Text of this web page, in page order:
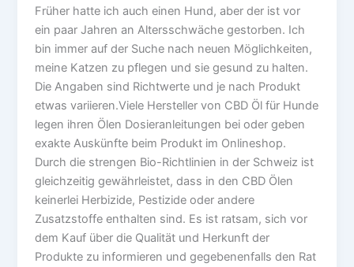
Früher hatte ich auch einen Hund, aber der ist vor
ein paar Jahren an Altersschwäche gestorben. Ich
bin immer auf der Suche nach neuen Möglichkeiten,
meine Katzen zu pflegen und sie gesund zu halten.
Die Angaben sind Richtwerte und je nach Produkt
etwas variieren.Viele Hersteller von CBD Öl für Hunde
legen ihren Ölen Dosieranleitungen bei oder geben
exakte Auskünfte beim Produkt im Onlineshop.
Durch die strengen Bio-Richtlinien in der Schweiz ist
gleichzeitig gewährleistet, dass in den CBD Ölen
keinerlei Herbizide, Pestizide oder andere
Zusatzstoffe enthalten sind. Es ist ratsam, sich vor
dem Kauf über die Qualität und Herkunft der
Produkte zu informieren und gegebenenfalls den Rat